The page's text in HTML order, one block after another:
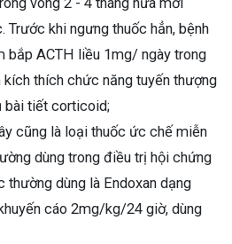
Trước khi ngưng thuốc hẳn, bệnh
bắp ACTH liều 1mg/ ngày trong
kích thích chức năng tuyến thượng
bài tiết corticoid;
cũng là loại thuốc ức chế miễn
dùng trong điều trị hội chứng
thường dùng là Endoxan dạng
cáo 2mg/kg/24 giờ, dùng